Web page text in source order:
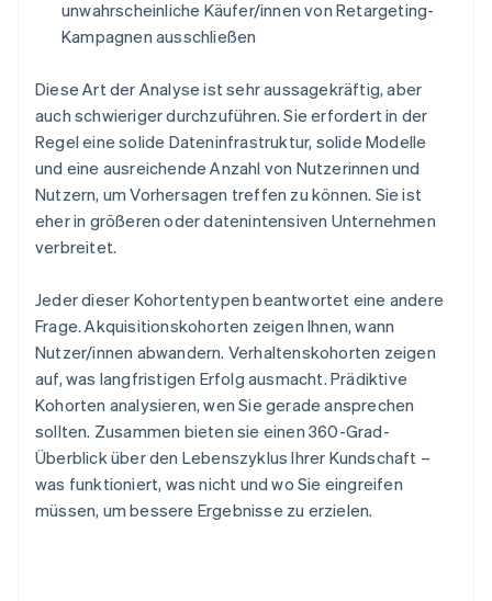
unwahrscheinliche Käufer/innen von Retargeting-
Kampagnen ausschließen
Diese Art der Analyse ist sehr aussagekräftig, aber
auch schwieriger durchzuführen. Sie erfordert in der
Regel eine solide Dateninfrastruktur, solide Modelle
und eine ausreichende Anzahl von Nutzerinnen und
Nutzern, um Vorhersagen treffen zu können. Sie ist
eher in größeren oder datenintensiven Unternehmen
verbreitet.
Jeder dieser Kohortentypen beantwortet eine andere
Frage. Akquisitionskohorten zeigen Ihnen, wann
Nutzer/innen abwandern. Verhaltenskohorten zeigen
auf, was langfristigen Erfolg ausmacht. Prädiktive
Kohorten analysieren, wen Sie gerade ansprechen
sollten. Zusammen bieten sie einen 360-Grad-
Überblick über den Lebenszyklus Ihrer Kundschaft –
was funktioniert, was nicht und wo Sie eingreifen
müssen, um bessere Ergebnisse zu erzielen.